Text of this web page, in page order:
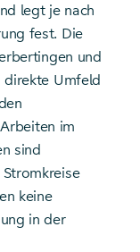
legt je nach
fest. Die
und
direkte Umfeld
im
sind
keine
in der